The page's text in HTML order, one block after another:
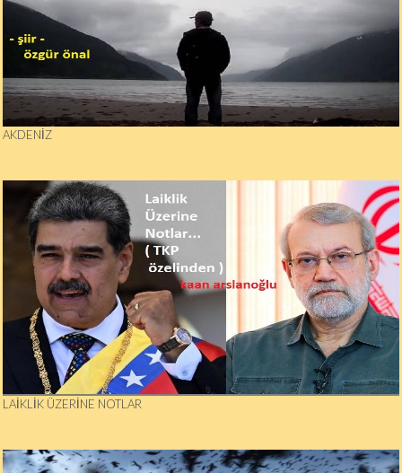
AKDENIZ
LAIKLIK ÜZERINE NOTLAR